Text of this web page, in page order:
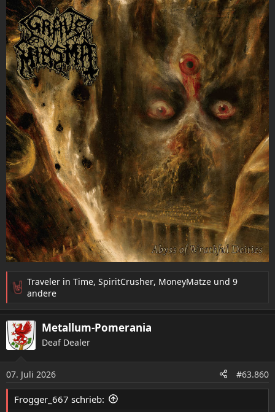
e
n
:
R
a
k
t
i
o
n
e
n
Traveler in Time, SpiritCrusher, MoneyMatze und 9
andere
Metallum-Pomerania
Deaf Dealer
07. Juli 2026 #63.860
Frogger_667 schrieb: